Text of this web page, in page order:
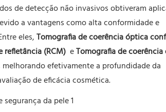
de detecção não invasivos obtiveram
a vantagens como alta conformidade e
eles,Tomografia de coerência óptica
(RCM) eTomografia de
efetivamente a profundidade da
de eficácia cosmética.